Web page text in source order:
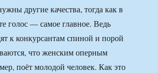
другие качества, тогда как в
голос — самое главное. Ведь
к конкурсантам спиной и порой
что женским оперным
поёт молодой человек. Как это